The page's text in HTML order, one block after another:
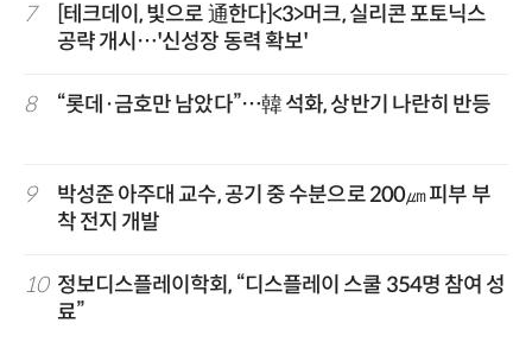
7
[테크데이, 빛으로 通한다]<3>머크, 실리콘 포토닉스
공략 개시…'신성장 동력 확보'
8 “롯데·금호만 남았다”…韓 석화, 상반기 나란히 반등
9
박성준 아주대 교수, 공기 중 수분으로 200㎛ 피부 부
착 전지 개발
10 정보디스플레이학회, “디스플레이 스쿨 354명 참여 성
료”